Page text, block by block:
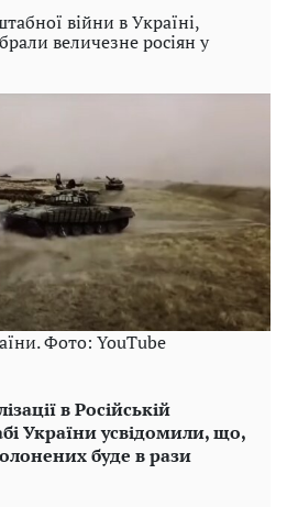
війни в Україні,
величезне росіян у
Фото: YouTube
в Російській
України усвідомили, що,
буде в рази